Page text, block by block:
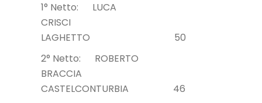
1° Netto: LUCA
CRISCI
LAGHETTO 50
2° Netto: ROBERTO
BRACCIA
CASTELCONTURBIA 46